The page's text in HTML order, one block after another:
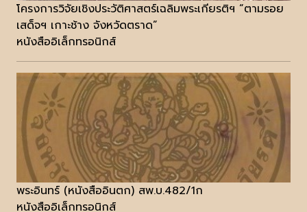
โครงการวิจัยเชิงประวัติศาสตร์เฉลิมพระเกียรติฯ “ตามรอย
เสด็จฯ เกาะช้าง จังหวัดตราด”
หนังสืออิเล็กทรอนิกส์
พระอินทร์ (หนังสืออินตก) สพ.บ.482/1ก
หนังสืออิเล็กทรอนิกส์